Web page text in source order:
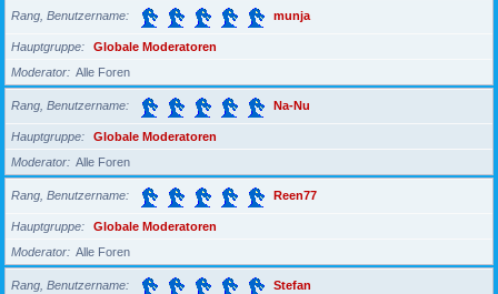
Rang, Benutzername munja
Hauptgruppe
Globale Moderatoren
Moderator
Alle Foren
Rang, Benutzername Na-Nu
Hauptgruppe
Globale Moderatoren
Moderator
Alle Foren
Rang, Benutzername Reen77
Hauptgruppe
Globale Moderatoren
Moderator
Alle Foren
Rang, Benutzername Stefan